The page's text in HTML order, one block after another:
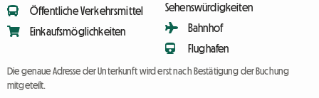
Öffentliche Verkehrsmittel
Einkaufsmöglichkeiten
Sehenswürdigkeiten
Bahnhof
Flughafen
Die genaue Adresse der Unterkunft wird erst nach Bestätigung der Buchung
mitgeteilt.